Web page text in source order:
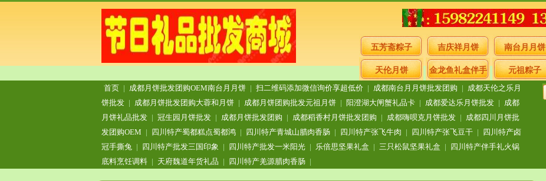
五芳斋粽子 吉庆祥月饼 南台月月饼
天伦月饼 金龙鱼礼盒伴手
礼
元祖粽子
首页 | 成都月饼批发团购OEM南台月月饼 | 扫二维码添加微信询价享超低价 | 成都南台月月饼批发团购 | 成都天伦之乐月
饼批发 | 成都月饼批发团购大蓉和月饼 | 成都月饼团购批发元祖月饼 | 阳澄湖大闸蟹礼品卡 | 成都爱达乐月饼批发 | 成都
月饼礼品批发 | 冠生园月饼批发 | 成都月饼批发团购 | 成都稻香村月饼批发团购 | 成都嗨呗克月饼批发 | 成都四川月饼批
发团购OEM | 四川特产蜀都糕点蜀都鸿 | 四川特产青城山腊肉香肠 | 四川特产张飞牛肉 | 四川特产张飞豆干 | 四川特产卤
冠手撕兔 | 四川特产批发三国印象 | 四川特产批发一米阳光 | 乐倍思坚果礼盒 | 三只松鼠坚果礼盒 | 四川特产伴手礼火锅
底料烹饪调料 | 天府魏道年货礼品 | 四川特产羌源腊肉香肠 |